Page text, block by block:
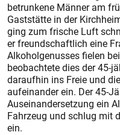
betrunkene Männer am
Gaststätte in der
ging zum frische Luft
er freundschaftlich eine
Alkoholgenusses fielen
beobachtete dies der 45-
daraufhin ins Freie und
aufeinander ein. Der 45-
Auseinandersetzung ein
Fahrzeug und schlug mit
ein.